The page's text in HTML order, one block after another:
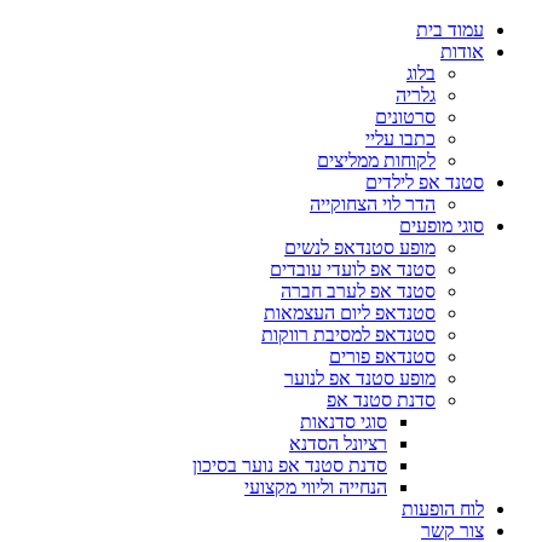
עמוד בית
אודות
בלוג
גלריה
סרטונים
כתבו עליי
לקוחות ממליצים
סטנד אפ לילדים
הדר לוי הצחוקייה
סוגי מופעים
מופע סטנדאפ לנשים
סטנד אפ לועדי עובדים
סטנד אפ לערב חברה
סטנדאפ ליום העצמאות
סטנדאפ למסיבת רווקות
סטנדאפ פורים
מופע סטנד אפ לנוער
סדנת סטנד אפ
סוגי סדנאות
רציונל הסדנא
סדנת סטנד אפ נוער בסיכון
הנחייה וליווי מקצועי
לוח הופעות
צור קשר